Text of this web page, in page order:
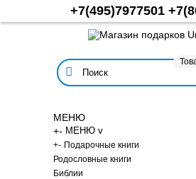
+7(495)7977501
МЕНЮ
+- МЕНЮ v
+- Подарочные книги
Родословные книги
Библии